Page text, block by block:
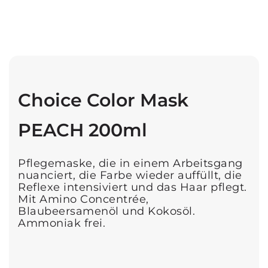
Choice Color Mask
PEACH 200ml
Pflegemaske, die in einem Arbeitsgang
nuanciert, die Farbe wieder auffüllt, die
Reflexe intensiviert und das Haar pflegt.
Mit Amino Concentrée,
Blaubeersamenöl und Kokosöl.
Ammoniak frei.